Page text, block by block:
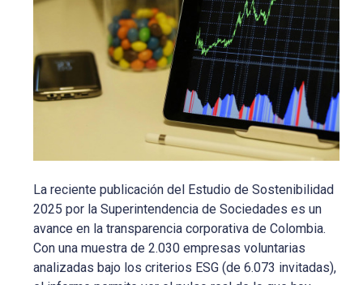
La reciente publicación del Estudio de Sostenibilidad
2025 por la Superintendencia de Sociedades es un
avance en la transparencia corporativa de Colombia.
Con una muestra de 2.030 empresas voluntarias
analizadas bajo los criterios ESG (de 6.073 invitadas),